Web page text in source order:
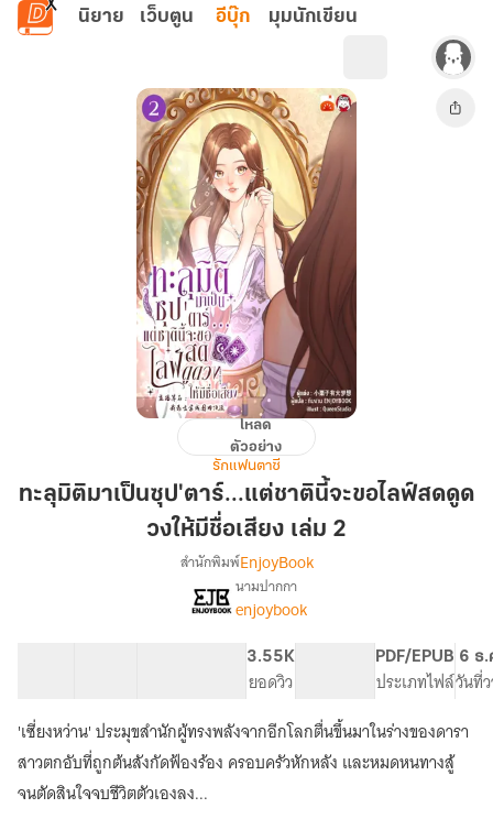
ข้ามไปยังเนื้อหาหลัก
นิยาย เว็บตูน อีบุ๊ก มุมนักเขียน
มา
เป็น
ซุป'ตาร์...แต่
ขอ
สด
ดูด
วง
ให้
มีชื่อ
โหลด
ตัวอย่าง
รักแฟนตาซี
ทะลุมิติมาเป็นซุป'ตาร์...แต่ชาตินี้จะขอไลฟ์สดดูด
วงให้มีชื่อเสียง เล่ม 2
เรื่อง
ทะลุ
มิติ
มา
เป็น
ซุป'ตาร์...แต่
ชาติ
นี้
จะ
สำนักพิมพ์EnjoyBook
นามปากกา
enjoybook
3.55K
ยอดวิว
PDF/EPUB
ประเภทไฟล์
6 ธ.
วันที่
'เซี่ยงหว่าน' ประมุขสำนักผู้ทรงพลังจากอีกโลกตื่นขึ้นมาในร่างของดารา
สาวตกอับที่ถูกต้นสังกัดฟ้องร้อง ครอบครัวหักหลัง และหมดหนทางสู้
จนตัดสินใจจบชีวิตตัวเองลง...